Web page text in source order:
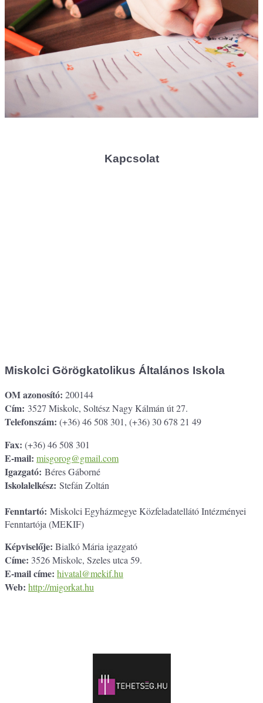
Kapcsolat
Miskolci Görögkatolikus Általános Iskola
OM azonosító: 200144
Cím: 3527 Miskolc, Soltész Nagy Kálmán út 27.
Telefonszám: (+36) 46 508 301, (+36) 30 678 21 49
Fax: (+36) 46 508 301
E-mail: misgorog@gmail.com
Igazgató: Béres Gáborné
Iskolalelkész: Stefán Zoltán
Fenntartó: Miskolci Egyházmegye Közfeladatellátó Intézményei
Fenntartója (MEKIF)
Képviselője: Bialkó Mária igazgató
Címe: 3526 Miskolc, Szeles utca 59.
E-mail címe: hivatal@mekif.hu
Web: http://migorkat.hu